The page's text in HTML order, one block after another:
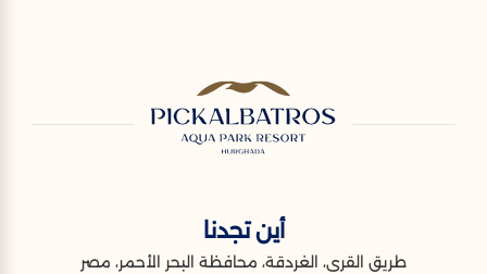
أين تجدنا
طريق القرى، الغردقة، محافظة البحر الأحمر، مصر